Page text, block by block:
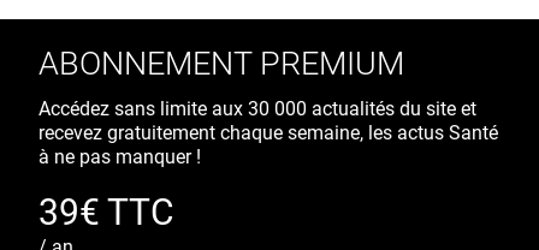
ABONNEMENT PREMIUM
Accédez sans limite aux 30 000 actualités du site et
recevez gratuitement chaque semaine, les actus Santé
à ne pas manquer !
39€ TTC